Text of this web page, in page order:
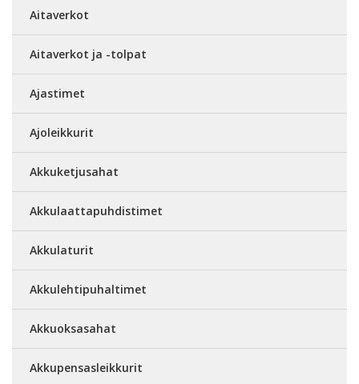
Aitaverkot
Aitaverkot ja -tolpat
Ajastimet
Ajoleikkurit
Akkuketjusahat
Akkulaattapuhdistimet
Akkulaturit
Akkulehtipuhaltimet
Akkuoksasahat
Akkupensasleikkurit